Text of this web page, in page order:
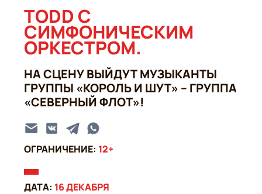
TODD С
СИМФОНИЧЕСКИМ
ОРКЕСТРОМ.
НА СЦЕНУ ВЫЙДУТ МУЗЫКАНТЫ
ГРУППЫ «КОРОЛЬ И ШУТ» – ГРУППА
«СЕВЕРНЫЙ ФЛОТ»!
ОГРАНИЧЕНИЕ: 12+
ДАТА: 16 ДЕКАБРЯ